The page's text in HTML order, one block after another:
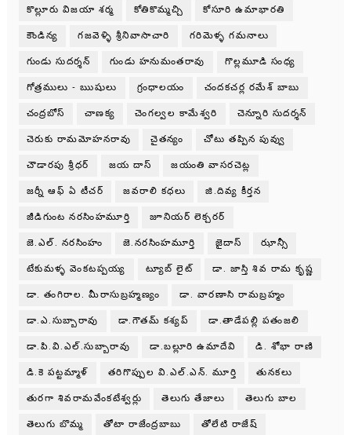
కొల్లూరు విజయా శర్మ కోతికొమ్మచ్చి కోసూరి ఉమాభారతి
కౌండిన్య గజవెళ్ళి శ్రీనివాసాచారి గరిమెళ్ళ గమనాలు
గుండు సుదర్శన్ గుండు హనుమంతరావు గొల్లమూడి సంధ్య
గోత్రములు - ఋషులు గ్రంధాలయం చందకచర్ల రమేశ్ బాబు
చంద్రబోస్ చాణక్య చెంగల్వల కామేశ్వరి చెన్నూరి సుదర్శన్
చెరుకు రామమోహనరావు చైతన్యం చోటు తప్పిన పువ్వు
చౌడారపు శ్రీధర్ జయ దాస్ జయంతి వాసరచెట్ల
జర్నీ ఆఫ్ ఏ టీచర్ జవరాలి కధలు జి.దివ్య కీర్తన
జీడిగుంట నరసింహమూర్తి జూనియర్ లెక్చరర్
జె.ఎల్. నరసింహం జె.నరసింహమూర్తి జైదాస్ ఝాన్సీ
టేకుమళ్ళ వెంకటప్పయ్య ట్యూబ్ లైట్ డా. జాస్తి శివ రామ కృష్ణ
డా. తంగిరాల. మీరాసుబ్రహ్మణ్యం డా. వారణాసి రామబ్రహ్మం
డా.ఎ.సుబ్బారావు డా.గౌతమ్ కశ్యప్ డా.తాడేపల్లి పతంజలి
డా.పి.వి.ఎల్.సుబ్బారావు డా.బల్లూరి ఉమాదేవి డి. శోభా రాణి
డి.కె పట్టమ్మాళ్ తరిగొప్పుల వి.ఎల్.ఎన్. మూర్తి తునకలు
తురగా శివరామవేంకటేశ్వర్లు తెలుగు తేజాలు తెలుగు బాల
తెలుగు బొమ్మ తోటా రాజేంద్రబాబు తోలేటి రాజేష్